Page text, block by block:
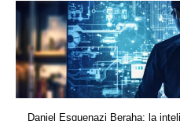
Daniel Esquenazi Beraha: la